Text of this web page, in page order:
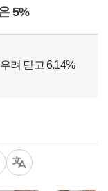
5%
려 딛고 6.14%